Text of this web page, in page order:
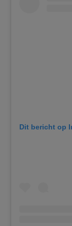
Dit bericht op